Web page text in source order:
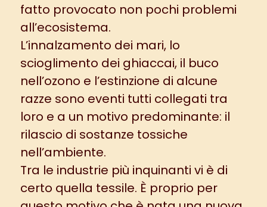
fatto provocato non pochi problemi
all’ecosistema.
L’innalzamento dei mari, lo
scioglimento dei ghiaccai, il buco
nell’ozono e l’estinzione di alcune
razze sono eventi tutti collegati tra
loro e a un motivo predominante: il
rilascio di sostanze tossiche
nell’ambiente.
Tra le industrie più inquinanti vi è di
certo quella tessile. È proprio per